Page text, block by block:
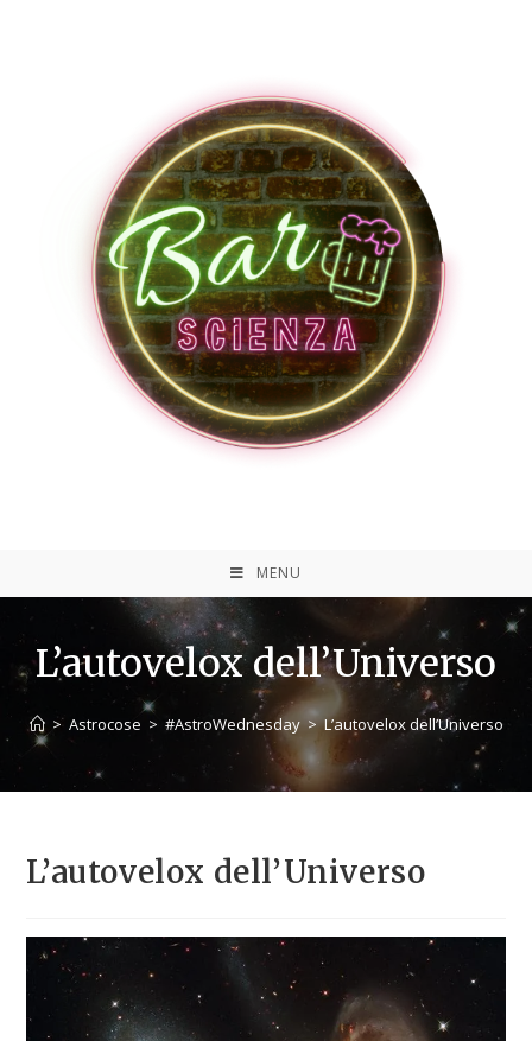
MENU
L’autovelox dell’Universo
> Astrocose > #AstroWednesday > L’autovelox dell’Universo
L’autovelox dell’Universo